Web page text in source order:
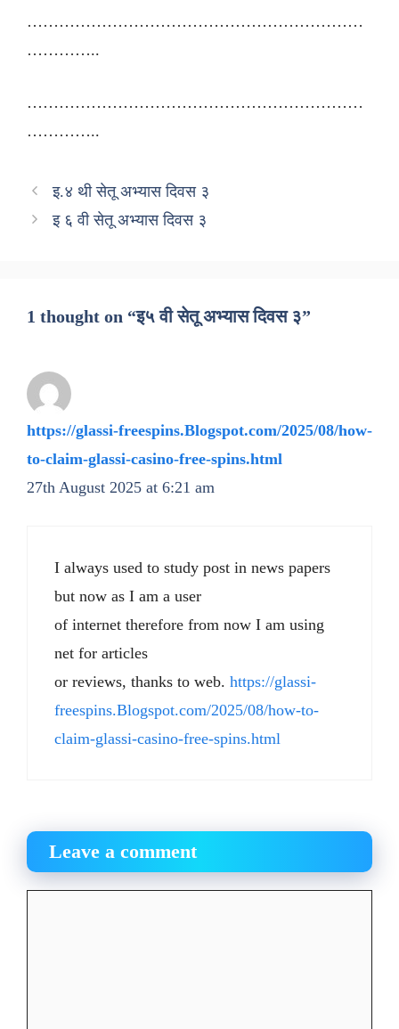
………………………………………………………
…………..
………………………………………………………
…………..
इ.४ थी सेतू अभ्यास दिवस ३
इ ६ वी सेतू अभ्यास दिवस ३
1 thought on “इ५ वी सेतू अभ्यास दिवस ३”
https://glassi-freespins.Blogspot.com/2025/08/how-
to-claim-glassi-casino-free-spins.html
27th August 2025 at 6:21 am
I always used to study post in news papers
but now as I am a user
of internet therefore from now I am using
net for articles
or reviews, thanks to web. https://glassi-
freespins.Blogspot.com/2025/08/how-to-
claim-glassi-casino-free-spins.html
Leave a comment